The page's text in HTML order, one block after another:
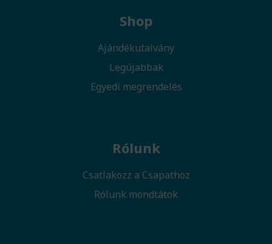
Shop
Ajándékutalvány
Legújabbak
Egyedi megrendelés
Rólunk
Csatlakozz a Csapathoz
Rólunk mondtátok